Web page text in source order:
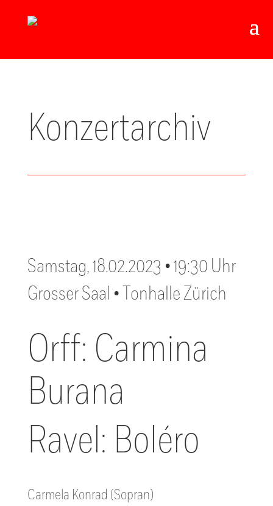
Konzertarchiv
Samstag, 18.02.2023 • 19:30 Uhr
Grosser Saal • Tonhalle Zürich
Orff: Carmina
Burana
Ravel: Boléro
Carmela Konrad (Sopran)